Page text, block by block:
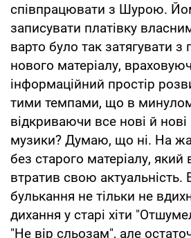
співпрацювати з Шурою.
записувати платівку
варто було так затягувати з
нового матеріалу,
інформаційний простір
тими темпами, що в
відкриваючи все нові й нові
музики? Думаю, що ні. На
без старого матеріалу,
втратив свою актуальність.
булькання не тільки не
дихання у старі хіти
"Не вір сльозам", але